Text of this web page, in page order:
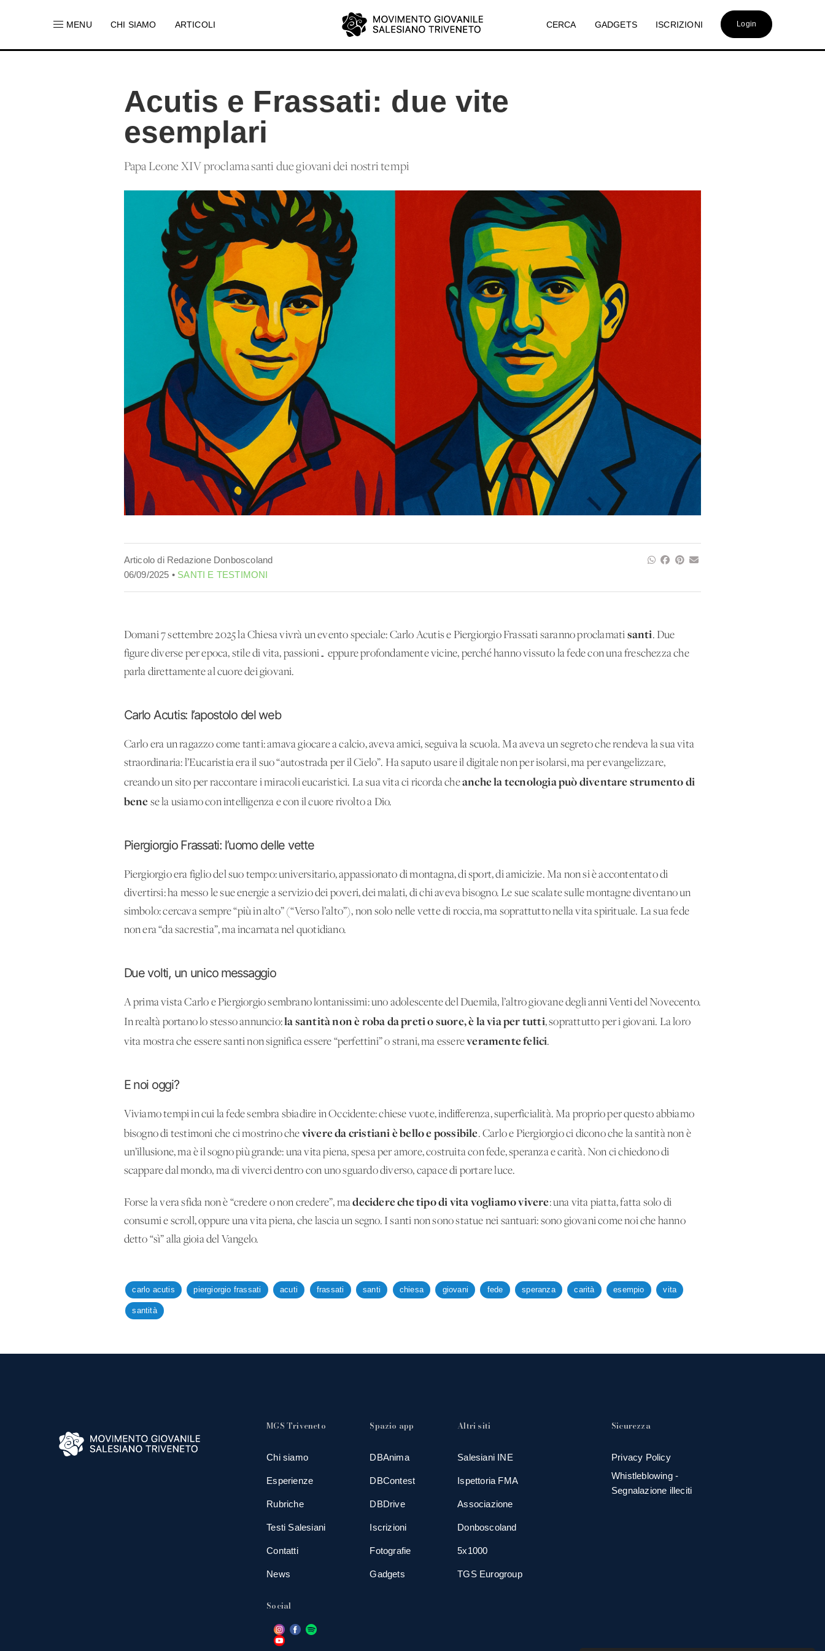
MENU CHI SIAMO ARTICOLI CERCA GADGETS ISCRIZIONI Login
Acutis e Frassati: due vite
esemplari
Papa Leone XIV proclama santi due giovani dei nostri tempi
Articolo di Redazione Donboscoland
06/09/2025 • SANTI E TESTIMONI
Domani 7 settembre 2025 la Chiesa vivrà un evento speciale: Carlo Acutis e Piergiorgio Frassati saranno proclamati santi. Due
figure diverse per epoca, stile di vita, passioni… eppure profondamente vicine, perché hanno vissuto la fede con una freschezza che
parla direttamente al cuore dei giovani.
Carlo Acutis: l’apostolo del web
Carlo era un ragazzo come tanti: amava giocare a calcio, aveva amici, seguiva la scuola. Ma aveva un segreto che rendeva la sua vita
straordinaria: l’Eucaristia era il suo “autostrada per il Cielo”. Ha saputo usare il digitale non per isolarsi, ma per evangelizzare,
creando un sito per raccontare i miracoli eucaristici. La sua vita ci ricorda cheanche la tecnologia può diventare strumento di
bene se la usiamo con intelligenza e con il cuore rivolto a Dio.
Piergiorgio Frassati: l’uomo delle vette
Piergiorgio era figlio del suo tempo: universitario, appassionato di montagna, di sport, di amicizie. Ma non si è accontentato di
divertirsi: ha messo le sue energie a servizio dei poveri, dei malati, di chi aveva bisogno. Le sue scalate sulle montagne diventano un
simbolo: cercava sempre “più in alto” (“Verso l’alto”), non solo nelle vette di roccia, ma soprattutto nella vita spirituale. La sua fede
non era “da sacrestia”, ma incarnata nel quotidiano.
Due volti, un unico messaggio
A prima vista Carlo e Piergiorgio sembrano lontanissimi: uno adolescente del Duemila, l’altro giovane degli anni Venti del Novecento.
In realtà portano lo stesso annuncio:la santità non è roba da preti o suore, è la via per tutti, soprattutto per i giovani. La loro
vita mostra che essere santi non significa essere “perfettini” o strani, ma essereveramente felici.
E noi oggi?
Viviamo tempi in cui la fede sembra sbiadire in Occidente: chiese vuote, indifferenza, superficialità. Ma proprio per questo abbiamo
bisogno di testimoni che ci mostrino che vivere da cristiani è bello e possibile. Carlo e Piergiorgio ci dicono che la santità non è
un’illusione, ma è il sogno più grande: una vita piena, spesa per amore, costruita con fede, speranza e carità. Non ci chiedono di
scappare dal mondo, ma di viverci dentro con uno sguardo diverso, capace di portare luce.
Forse la vera sfida non è “credere o non credere”, madecidere che tipo di vita vogliamo vivere: una vita piatta, fatta solo di
consumi e scroll, oppure una vita piena, che lascia un segno. I santi non sono statue nei santuari: sono giovani come noi che hanno
detto “sì” alla gioia del Vangelo.
carlo acutis piergiorgio frassati acuti frassati santi chiesa giovani fede speranza carità esempio vita
santità
MGS Triveneto
Chi siamo
Esperienze
Rubriche
Testi Salesiani
Contatti
News
Social
Spazio app
DBAnima
DBContest
DBDrive
Iscrizioni
Fotografie
Gadgets
Altri siti
Salesiani INE
Ispettoria FMA
Associazione
Donboscoland
5x1000
TGS Eurogroup
Sicurezza
Privacy Policy
Whistleblowing -
Segnalazione illeciti